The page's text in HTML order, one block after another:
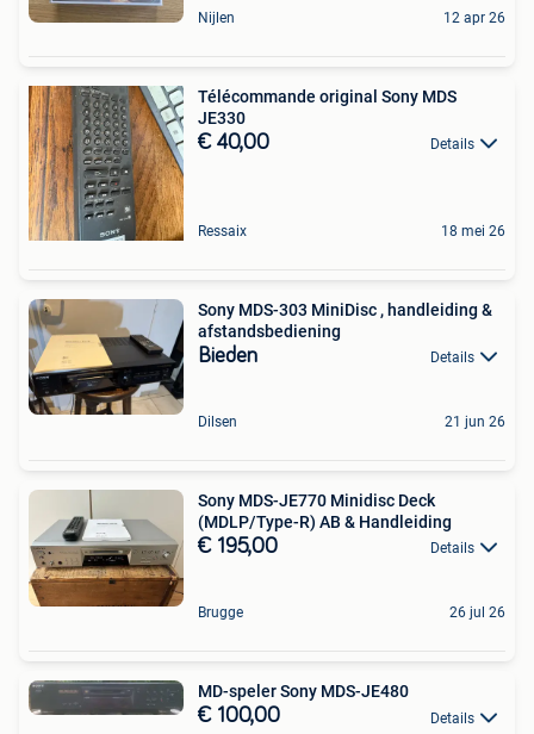
Nijlen 12 apr 26
Télécommande original Sony MDS
JE330
€ 40,00 Details
Ressaix 18 mei 26
Sony MDS-303 MiniDisc , handleiding &
afstandsbediening
Bieden Details
Dilsen 21 jun 26
Sony MDS-JE770 Minidisc Deck
(MDLP/Type-R) AB & Handleiding
€ 195,00 Details
Brugge 26 jul 26
MD-speler Sony MDS-JE480
€ 100,00 Details